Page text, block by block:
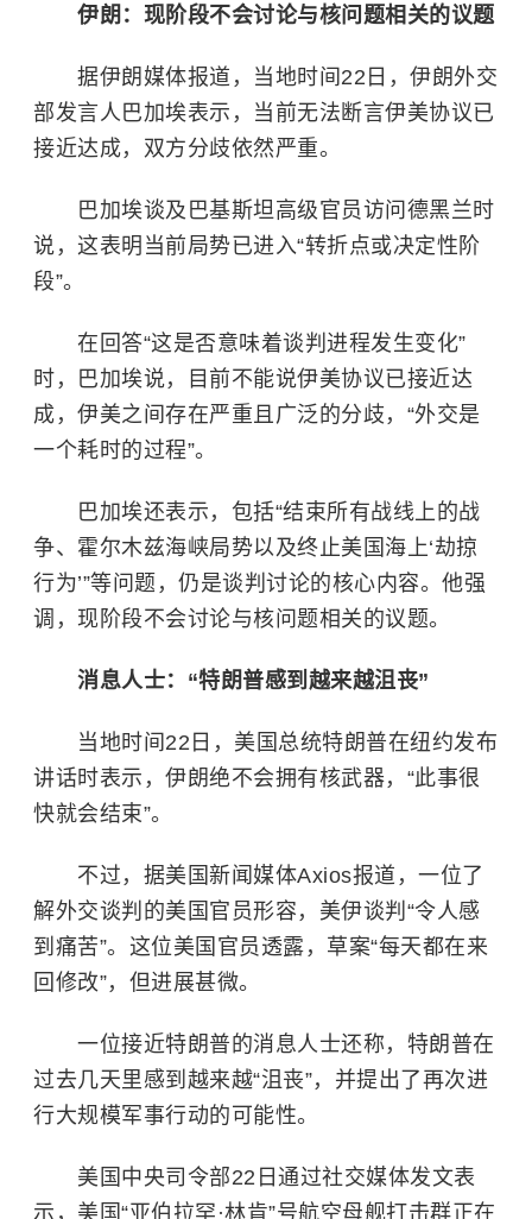
伊朗：现阶段不会讨论与核问题相关的议题
据伊朗媒体报道，当地时间22日，伊朗外交
部发言人巴加埃表示，当前无法断言伊美协议已
接近达成，双方分歧依然严重。
巴加埃谈及巴基斯坦高级官员访问德黑兰时
说，这表明当前局势已进入“转折点或决定性阶
段”。
在回答“这是否意味着谈判进程发生变化”
时，巴加埃说，目前不能说伊美协议已接近达
成，伊美之间存在严重且广泛的分歧，“外交是
一个耗时的过程”。
巴加埃还表示，包括“结束所有战线上的战
争、霍尔木兹海峡局势以及终止美国海上‘劫掠
行为’”等问题，仍是谈判讨论的核心内容。他强
调，现阶段不会讨论与核问题相关的议题。
消息人士：“特朗普感到越来越沮丧”
当地时间22日，美国总统特朗普在纽约发布
讲话时表示，伊朗绝不会拥有核武器，“此事很
快就会结束”。
不过，据美国新闻媒体Axios报道，一位了
解外交谈判的美国官员形容，美伊谈判“令人感
到痛苦”。这位美国官员透露，草案“每天都在来
回修改”，但进展甚微。
一位接近特朗普的消息人士还称，特朗普在
过去几天里感到越来越“沮丧”，并提出了再次进
行大规模军事行动的可能性。
美国中央司令部22日通过社交媒体发文表
示，美国“亚伯拉罕·林肯”号航空母舰打击群正在